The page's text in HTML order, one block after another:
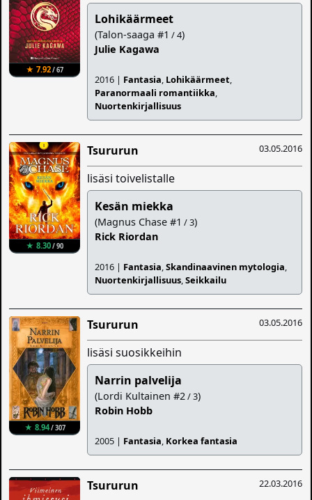
★ 7.92/ 67
Lohikäärmeet
(Talon-saaga #1 / 4)
Julie Kagawa
2016 | Fantasia, Lohikäärmeet,
Paranormaali romantiikka,
Nuortenkirjallisuus
★ 8.30/ 90
03.05.2016
Tsururun
lisäsi toivelistalle
Kesän miekka
(Magnus Chase #1 / 3)
Rick Riordan
2016 | Fantasia,Skandinaavinen mytologia,
Nuortenkirjallisuus,Seikkailu
★ 8.94/ 307
03.05.2016
Tsururun
lisäsi suosikkeihin
Narrin palvelija
(Lordi Kultainen #2/ 3)
Robin Hobb
2005 | Fantasia, Korkea fantasia
22.03.2016
Tsururun